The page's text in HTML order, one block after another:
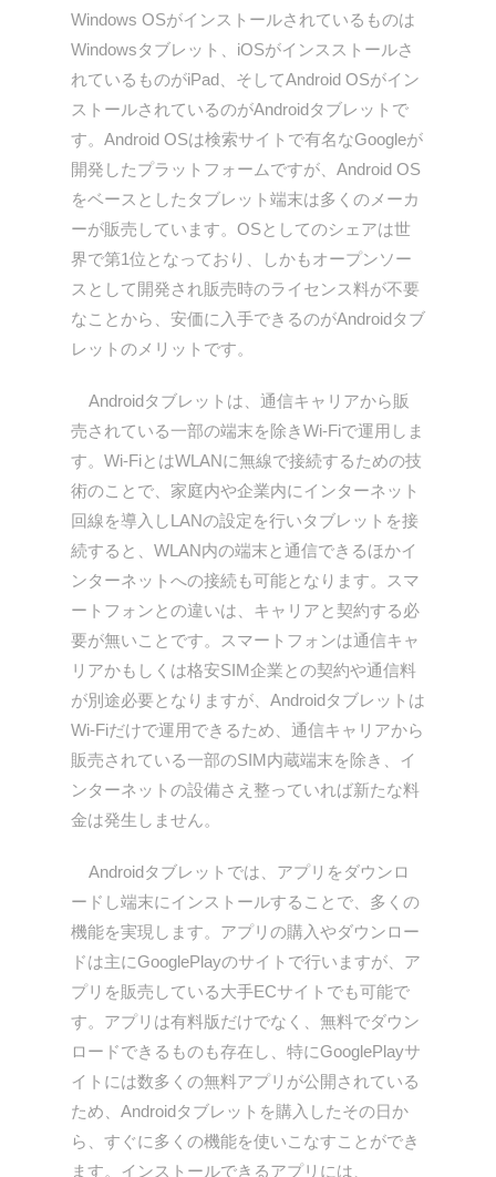
Windows OSがインストールされているものは
Windowsタブレット、iOSがインスストールさ
れているものがiPad、そしてAndroid OSがイン
ストールされているのがAndroidタブレットで
す。Android OSは検索サイトで有名なGoogleが
開発したプラットフォームですが、Android OS
をベースとしたタブレット端末は多くのメーカ
ーが販売しています。OSとしてのシェアは世
界で第1位となっており、しかもオープンソー
スとして開発され販売時のライセンス料が不要
なことから、安価に入手できるのがAndroidタブ
レットのメリットです。
Androidタブレットは、通信キャリアから販
売されている一部の端末を除きWi-Fiで運用しま
す。Wi-FiとはWLANに無線で接続するための技
術のことで、家庭内や企業内にインターネット
回線を導入しLANの設定を行いタブレットを接
続すると、WLAN内の端末と通信できるほかイ
ンターネットへの接続も可能となります。スマ
ートフォンとの違いは、キャリアと契約する必
要が無いことです。スマートフォンは通信キャ
リアかもしくは格安SIM企業との契約や通信料
が別途必要となりますが、Androidタブレットは
Wi-Fiだけで運用できるため、通信キャリアから
販売されている一部のSIM内蔵端末を除き、イ
ンターネットの設備さえ整っていれば新たな料
金は発生しません。
Androidタブレットでは、アプリをダウンロ
ードし端末にインストールすることで、多くの
機能を実現します。アプリの購入やダウンロー
ドは主にGooglePlayのサイトで行いますが、ア
プリを販売している大手ECサイトでも可能で
す。アプリは有料版だけでなく、無料でダウン
ロードできるものも存在し、特にGooglePlayサ
イトには数多くの無料アプリが公開されている
ため、Androidタブレットを購入したその日か
ら、すぐに多くの機能を使いこなすことができ
ます。インストールできるアプリには、